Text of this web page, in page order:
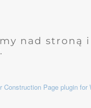
nad stroną
Construction Page plugin for